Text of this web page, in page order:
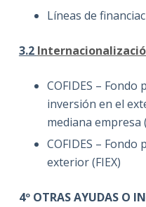
Líneas de
3.2
COFIDES –
inversión en el
mediana empresa
COFIDES –
exterior (FIEX)
4º OTRAS AYUDAS O